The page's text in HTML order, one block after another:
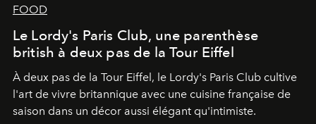
FOOD
Le Lordy's Paris Club, une parenthèse
british à deux pas de la Tour Eiffel
À deux pas de la Tour Eiffel, le Lordy's Paris Club cultive
l'art de vivre britannique avec une cuisine française de
saison dans un décor aussi élégant qu'intimiste.